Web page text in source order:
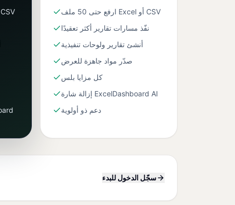
ارفع حتى 30 ملف Excel أو CSV
ارفع حتى 50 ملف Excel أو CSV
نفّذ مسارات تقارير أكثر تعقيدًا
أنشئ تقارير ولوحات تنفيذية
صدّر مواد جاهزة للعرض
كل مزايا بلس
إزالة شارة ExcelDashboard AI
دعم ذو أولوية
سجّل الدخول للبدء